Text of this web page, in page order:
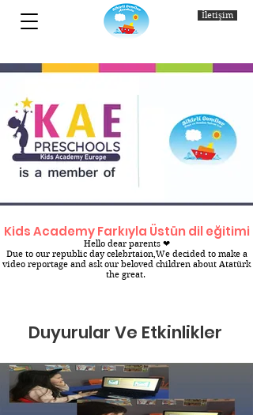
İletişim
Kids Academy Farkıyla Üstün dil eğitimi
Hello dear parents ❤
Due to our republic day celebrtaion,We decided to make a
video reportage and ask our beloved children about Atatürk
the great.
Duyurular Ve Etkinlikler